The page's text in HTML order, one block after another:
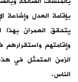
بإقامة العدل وإشاعة
يتحقق العمران بهذا
وإقامتهم
الزمن المتمثل في
الناس.